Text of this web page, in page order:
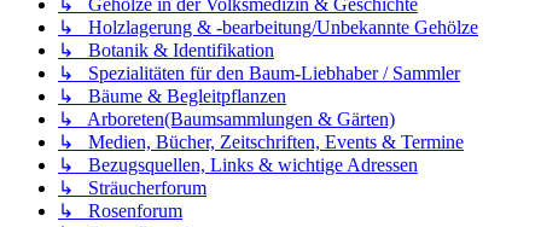
↳ Holzlagerung & -bearbeitung/Unbekannte Gehölze
↳ Botanik & Identifikation
↳ Spezialitäten für den Baum-Liebhaber / Sammler
↳ Bäume & Begleitpflanzen
↳ Arboreten(Baumsammlungen & Gärten)
↳ Medien, Bücher, Zeitschriften, Events & Termine
↳ Bezugsquellen, Links & wichtige Adressen
↳ Sträucherforum
↳ Rosenforum